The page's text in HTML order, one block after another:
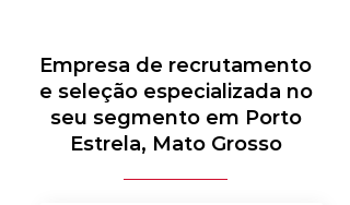
Empresa de recrutamento
e seleção especializada no
seu segmento em Porto
Estrela, Mato Grosso